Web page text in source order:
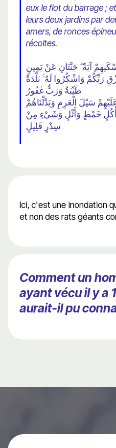
eux le flot du barrage ;
leurs deux jardins par
amers, de ronces
récoltes.
آيَةٌ ۖ جَنَّتَانِ عَنْ يَمِينٍ
رَبِّكُمْ وَاشْكُرُوا لَهُ ۚ بَلْدَةٌ
طَيِّبَةٌ وَرَبٌّ غَفُورٌ
عَلَيْهِمْ سَيْلَ الْعَرِمِ وَبَدَّلْنَاهُمْ
أُكُلٍ خَمْطٍ وَأَثْلٍ وَشَيْءٍ مِنْ
سِدْرٍ قَلِيلٍ
Ici, c'est une inondation
et non des rats géants
Comment un
ayant vécu il y a
aurait-il pu